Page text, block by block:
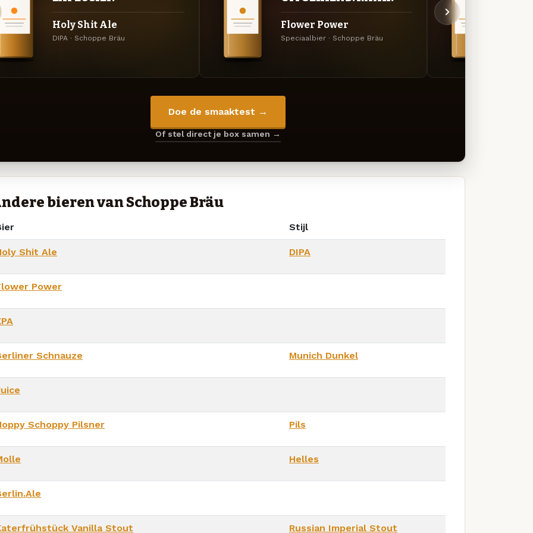
Holy Shit Ale
DIPA · Schoppe Bräu
Flower Power
Speciaalbier · Schoppe Bräu
Doe de smaaktest →
Of stel direct je box samen →
bieren van Schoppe Bräu
Stijl
Shit Ale DIPA
Power
Schnauze Munich Dunkel
Schoppy Pilsner Pils
Helles
Vanilla Stout Russian Imperial Stout